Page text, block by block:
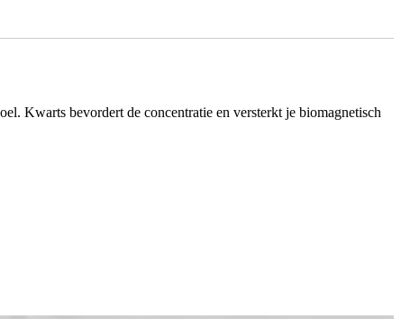
Kwarts bevordert de concentratie en versterkt je biomagnetisch